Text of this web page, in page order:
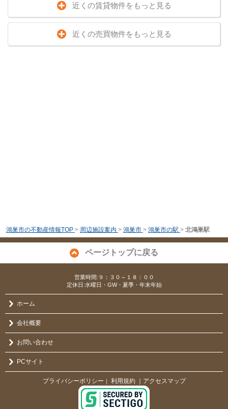
近くの賃貸物件をもっと見る
近くの売買物件をもっと見る
鴻巣市の不動産情報TOP > 周辺施設案内 > 鴻巣市 > 鴻巣市の駅 > 北鴻巣駅
ページトップに戻る
営業時間:９：３０～１８：００
定休日:水曜日・GW・夏季・年末年始
ホーム
会社概要
お問い合わせ
PCサイト
プライバシーポリシー ｜ 利用規約 ｜アクセスマップ